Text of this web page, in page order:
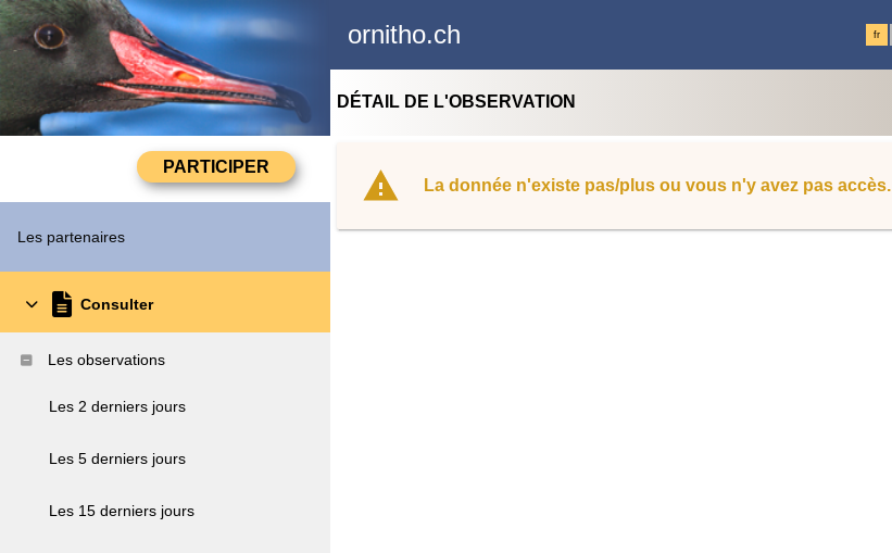
ornitho.ch fr
Les partenaires
Consulter
Les observations
Les 2 derniers jours
Les 5 derniers jours
Les 15 derniers jours
DÉTAIL DE L'OBSERVATION
La donnée n'existe pas/plus ou vous n'y avez pas accès.